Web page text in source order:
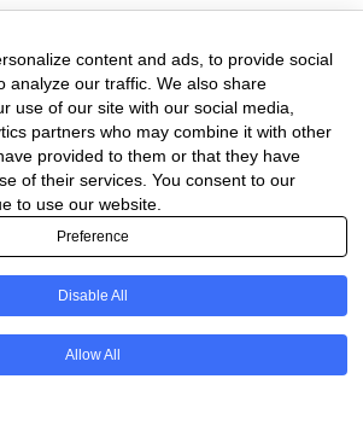
content and ads, to provide social
analyze our traffic. We also share
use of our site with our social media,
partners who may combine it with other
provided to them or that they have
of their services. You consent to our
to use our website.
Preference
Disable All
Allow All